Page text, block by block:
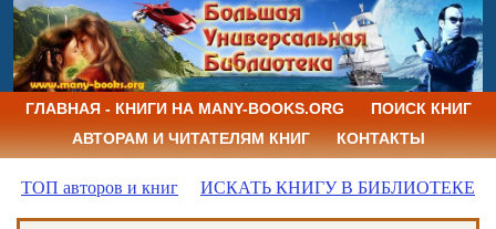
ГЛАВНАЯ - КНИГИ НА MANY-BOOKS.ORG
ПОИСК КНИГ
АВТОРАМ И ЧИТАТЕЛЯМ КНИГ
КОНТАКТЫ
ТОП авторов и книг ИСКАТЬ КНИГУ В БИБЛИОТЕКЕ